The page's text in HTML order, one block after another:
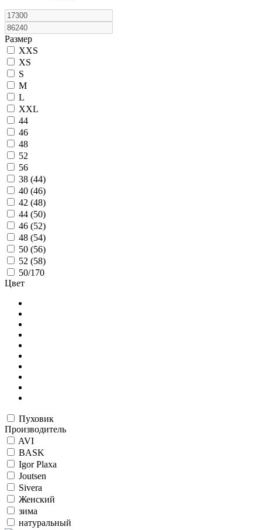
Размер
XXS
XS
S
M
L
XXL
44
46
48
52
56
38 (44)
40 (46)
42 (48)
44 (50)
46 (52)
48 (54)
50 (56)
52 (58)
50/170
Цвет
Пуховик
Производитель
AVI
BASK
Igor Plaxa
Joutsen
Sivera
Женский
зима
натуральный